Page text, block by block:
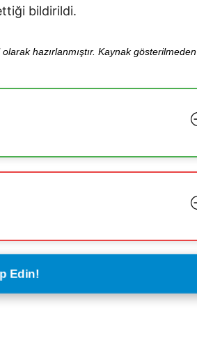
bildirildi.
hazırlanmıştır. Kaynak gösterilmeden
Edin!